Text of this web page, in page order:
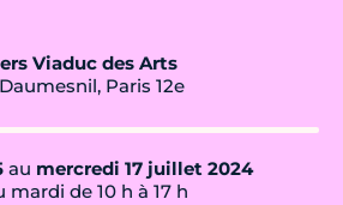
Viaduc des Arts
Paris 12e
au mercredi 17 juillet 2024
mardi de 10 h à 17 h